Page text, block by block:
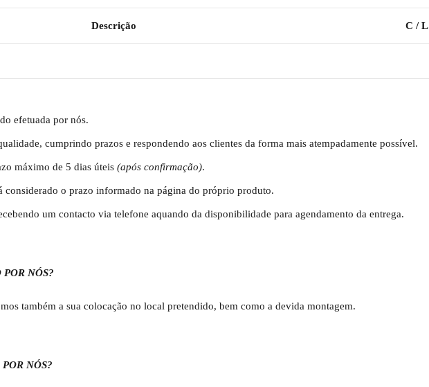
Descrição C / L
efetuada por nós.
cumprindo prazos e respondendo aos clientes da forma mais atempadamente possível.
máximo de 5 dias úteis (após confirmação).
considerado o prazo informado na página do próprio produto.
um contacto via telefone aquando da disponibilidade para agendamento da entrega.
NÓS?
também a sua colocação no local pretendido, bem como a devida montagem.
NÓS?